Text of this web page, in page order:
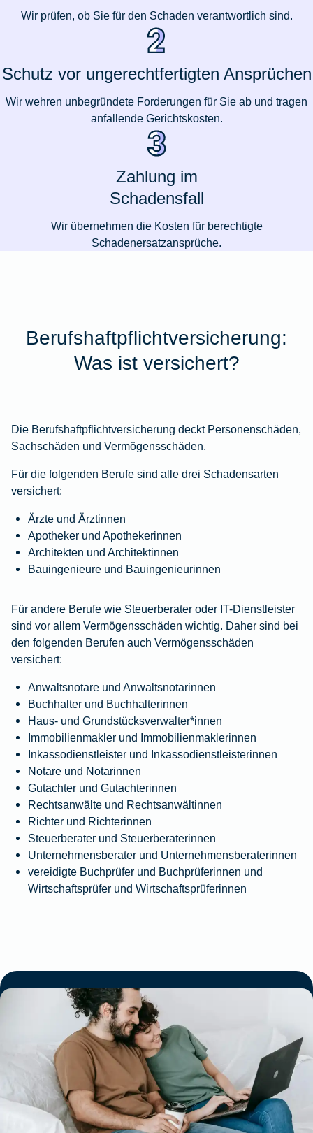
Wir prüfen, ob Sie für den Schaden verantwortlich sind.
Schutz vor ungerechtfertigten Ansprüchen
Wir wehren unbegründete Forderungen für Sie ab und tragen
anfallende Gerichtskosten.
Zahlung im
Schadensfall
Wir übernehmen die Kosten für berechtigte
Schadenersatzansprüche.
Berufshaftpflichtversicherung:
Was ist versichert?
Die Berufshaftpflichtversicherung deckt Personenschäden,
Sachschäden und Vermögensschäden.
Für die folgenden Berufe sind alle drei Schadensarten
versichert:
Ärzte und Ärztinnen
Apotheker und Apothekerinnen
Architekten und Architektinnen
Bauingenieure und Bauingenieurinnen
Für andere Berufe wie Steuerberater oder IT-Dienstleister
sind vor allem Vermögensschäden wichtig. Daher sind bei
den folgenden Berufen auch Vermögensschäden
versichert:
Anwaltsnotare und Anwaltsnotarinnen
Buchhalter und Buchhalterinnen
Haus- und Grundstücksverwalter*innen
Immobilienmakler und Immobilienmaklerinnen
Inkassodienstleister und Inkassodienstleisterinnen
Notare und Notarinnen
Gutachter und Gutachterinnen
Rechtsanwälte und Rechtsanwältinnen
Richter und Richterinnen
Steuerberater und Steuerberaterinnen
Unternehmensberater und Unternehmensberaterinnen
vereidigte Buchprüfer und Buchprüferinnen und
Wirtschaftsprüfer und Wirtschaftsprüferinnen